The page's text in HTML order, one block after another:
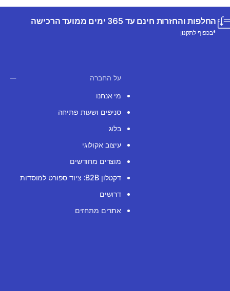
החלפות והחזרות חינם עד 365 ימים ממועד הרכישה
*בכפוף לתקנון
על החברה
מי אנחנו
סניפים ושעות פתיחה
בלוג
עיצוב אקולוגי
מוצרים מחודשים
דקטלון B2B: ציוד ספורט למוסדות
דרושים
אתרים מתחזים